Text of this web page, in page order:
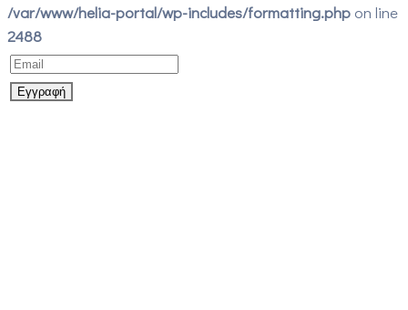
/var/www/helia-portal/wp-includes/formatting.php on line
2488